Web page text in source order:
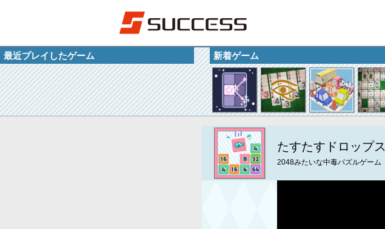
最近プレイしたゲーム 新着ゲーム
たすたすドロップス
2048みたいな中毒パズルゲーム